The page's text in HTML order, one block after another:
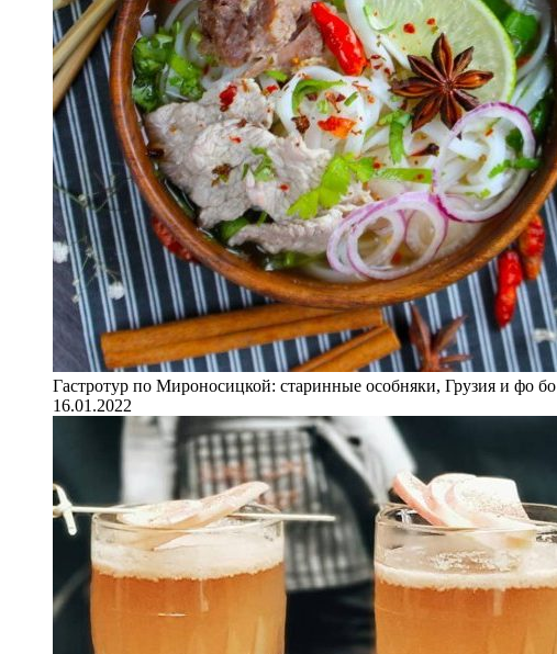
Гастротур по Мироносицкой: старинные особняки, Грузия и фо бо
16.01.2022